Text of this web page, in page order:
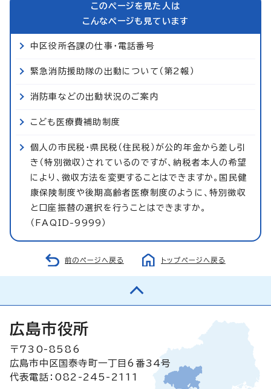
このページを見た人は
こんなページも見ています
中区役所各課の仕事・電話番号
緊急消防援助隊の出動について（第2報）
消防車などの出動状況のご案内
こども医療費補助制度
個人の市民税・県民税（住民税）が公的年金から差し引
き（特別徴収）されているのですが、納税者本人の希望
により、徴収方法を変更することはできますか。国民健
康保険制度や後期高齢者医療制度のように、特別徴収
と口座振替の選択を行うことはできますか。
（FAQID-9999）
前のページへ戻る トップページへ戻る
広島市役所
〒730-8586
広島市中区国泰寺町一丁目6番34号
代表電話：082-245-2111